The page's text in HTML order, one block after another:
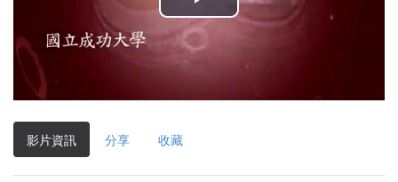
播
放
影
影片資訊 分享 收藏